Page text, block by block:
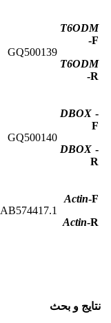
T6ODM
-F
T6ODM
-R
GQ500139
DBOX -
F
DBOX -
R
GQ500140
Actin-F
Actin-R
AB574417.1
نتایج و بحث